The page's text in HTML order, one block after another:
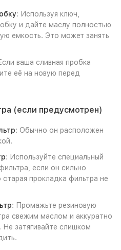
: Используя ключ,
и дайте маслу полностью
емкость. Это может занять
ваша сливная пробка
её на новую перед
(если предусмотрен)
: Обычно он расположен
: Используйте специальный
если он сильно
прокладка фильтра не
: Промажьте резиновую
свежим маслом и аккуратно
Не затягивайте слишком